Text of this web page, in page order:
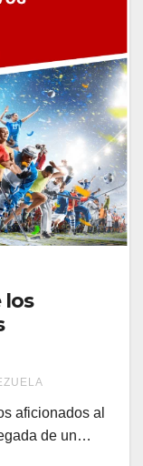
los
aficionados al
de un…